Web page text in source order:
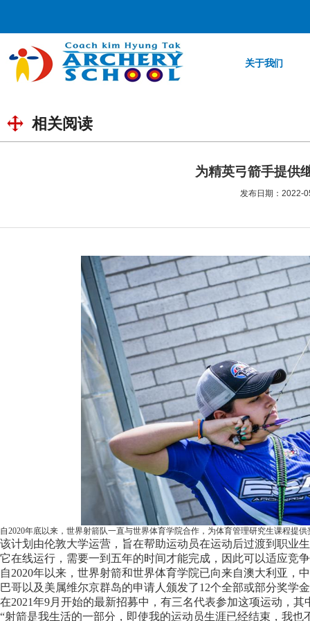
关于我们
相关阅读
为精英弓箭手提供
发布日期：2022-
自2020年底以来，世界射箭队一直与世界体育学院合作，为体育管理研究生课程提
该计划由伦敦大学运营，旨在帮助运动员在运动后过渡到职业
它在线运行，需要一到五年的时间才能完成，因此可以适应竞
自2020年以来，世界射箭和世界体育学院已向来自澳大利亚
巴哥以及美属维尔京群岛的申请人颁发了12个全部或部分奖学
在2021年9月开始的最新招募中，有三名代表参加这项运动，
“射箭是我生活的一部分，即使我的运动员生涯已经结束，我